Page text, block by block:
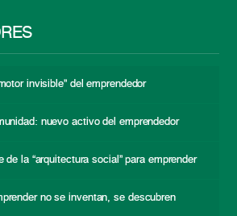
invisible” del emprendedor
nuevo activo del emprendedor
de la “arquitectura social” para emprender
no se inventan, se descubren